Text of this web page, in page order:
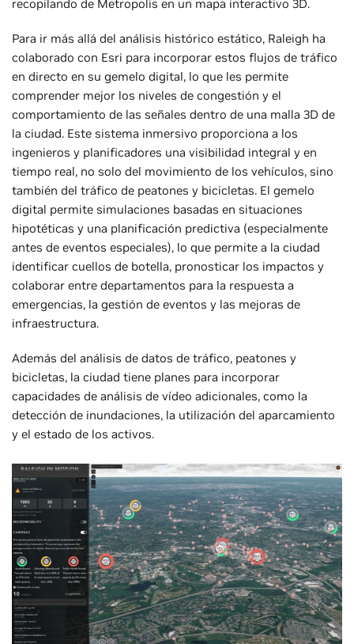
recopilando de Metropolis en un mapa interactivo 3D.
Para ir más allá del análisis histórico estático, Raleigh ha
colaborado con Esri para incorporar estos flujos de tráfico
en directo en su gemelo digital, lo que les permite
comprender mejor los niveles de congestión y el
comportamiento de las señales dentro de una malla 3D de
la ciudad. Este sistema inmersivo proporciona a los
ingenieros y planificadores una visibilidad integral y en
tiempo real, no solo del movimiento de los vehículos, sino
también del tráfico de peatones y bicicletas. El gemelo
digital permite simulaciones basadas en situaciones
hipotéticas y una planificación predictiva (especialmente
antes de eventos especiales), lo que permite a la ciudad
identificar cuellos de botella, pronosticar los impactos y
colaborar entre departamentos para la respuesta a
emergencias, la gestión de eventos y las mejoras de
infraestructura.
Además del análisis de datos de tráfico, peatones y
bicicletas, la ciudad tiene planes para incorporar
capacidades de análisis de vídeo adicionales, como la
detección de inundaciones, la utilización del aparcamiento
y el estado de los activos.